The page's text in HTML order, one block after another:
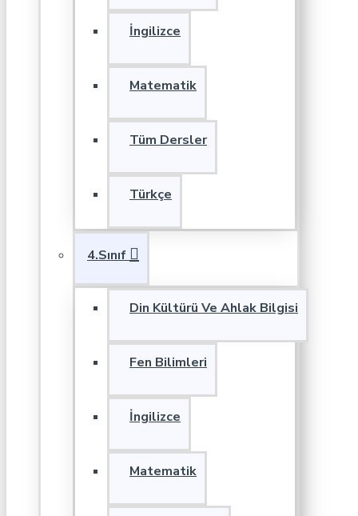
İngilizce
Matematik
Tüm Dersler
Türkçe
4.Sınıf
Din Kültürü Ve Ahlak Bilgisi
Fen Bilimleri
İngilizce
Matematik